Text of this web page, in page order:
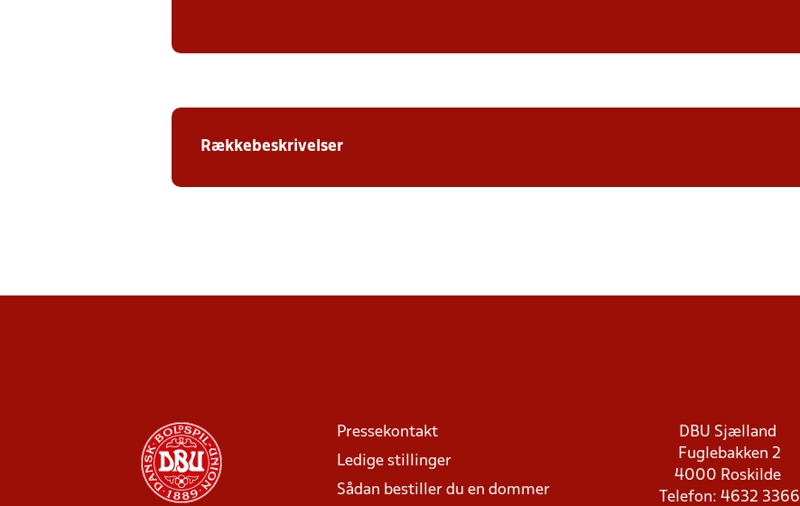
Rækkebeskrivelser
Pressekontakt
Ledige stillinger
Sådan bestiller du en dommer
DBU Sjælland
Fuglebakken 2
4000 Roskilde
Telefon: 4632 3366